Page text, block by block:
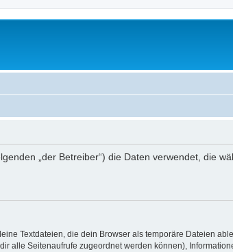
„der Betreiber“) die Daten verwendet, die
Textdateien, die dein Browser als temporäre Dateien
alle Seitenaufrufe zugeordnet werden können),